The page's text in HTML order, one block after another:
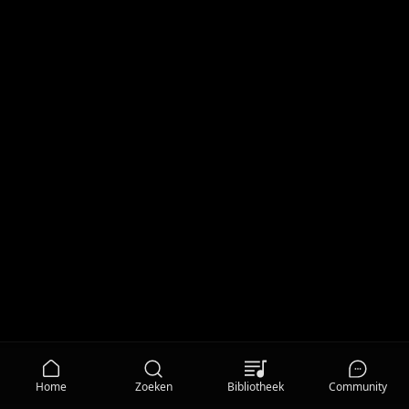
Home Zoeken Bibliotheek Community